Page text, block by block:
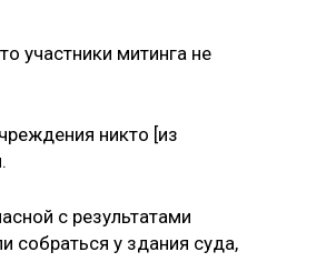
участники митинга не
никто [из
с результатами
собраться у здания суда,